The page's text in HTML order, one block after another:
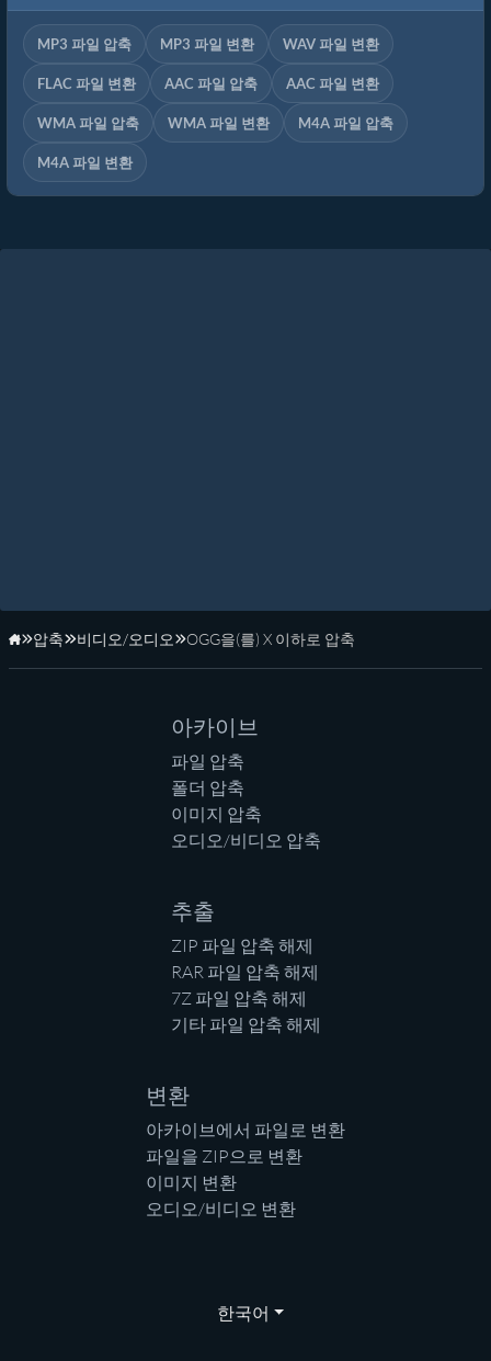
MP3 파일 압축 MP3 파일 변환 WAV 파일 변환
FLAC 파일 변환 AAC 파일 압축 AAC 파일 변환
WMA 파일 압축 WMA 파일 변환 M4A 파일 압축
M4A 파일 변환
홈페이지
압축 비디오/오디오 OGG을(를) X 이하로 압축
아카이브
파일 압축
폴더 압축
이미지 압축
오디오/비디오 압축
추출
ZIP 파일 압축 해제
RAR 파일 압축 해제
7Z 파일 압축 해제
기타 파일 압축 해제
변환
아카이브에서 파일로 변환
파일을 ZIP으로 변환
이미지 변환
오디오/비디오 변환
한국어